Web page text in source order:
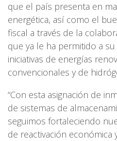
que el país presenta en
energética, así como el
fiscal a través de la
que ya le ha permitido a
iniciativas de energías
convencionales y de
“Con esta asignación de
de sistemas de
seguimos fortaleciendo
de reactivación económica